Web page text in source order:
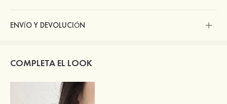
ENVÍO Y DEVOLUCIÓN
COMPLETA EL LOOK